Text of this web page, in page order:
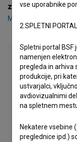
zasedba
Matija David Brodnik
vse uporabnike
2.SPLETNI
Spletni portal BSF
namenjen
pregleda in arhiva
produkcije, pri
ustvarjalci,
avdiovizualnimi
na spletnem
Nekatere vsebine
preglednice ipd.)